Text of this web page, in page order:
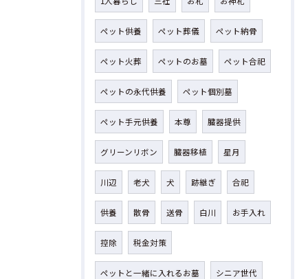
ペット供養 ペット葬儀 ペット納骨
ペット火葬 ペットのお墓 ペット合祀
ペットの永代供養 ペット個別墓
ペット手元供養 本尊 臓器提供
グリーンリボン 臓器移植 星月
川辺 老犬 犬 跡継ぎ 合祀
供養 散骨 送骨 白川 お手入れ
控除 税金対策
ペットと一緒に入れるお墓 シニア世代